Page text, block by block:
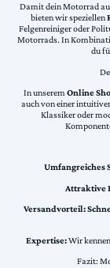
Damit dein Motorrad
bieten wir speziellen
Felgenreiniger oder
Motorrads. In
du
In unserem Online
auch von einer
Klassiker oder
Umfangreiches
Attraktive
Versandvorteil:
Expertise:Wir
Fazit: